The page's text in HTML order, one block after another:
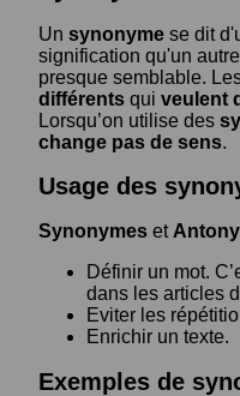
Un synonyme se dit
signification qu'un
presque semblable.
différents qui veulent
Lorsqu’on utilise des
change pas de sens.
Usage des
Synonymes et
Définir un mot.
dans les articles
Eviter les
Enrichir un texte.
Exemples de